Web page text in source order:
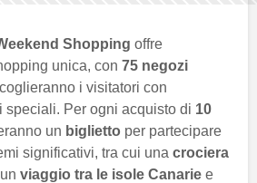
Shopping offre
unica, con 75 negozi
i visitatori con
speciali. Per ogni acquisto di 10
un biglietto per partecipare
significativi, tra cui una crociera
viaggio tra le isole Canarie e